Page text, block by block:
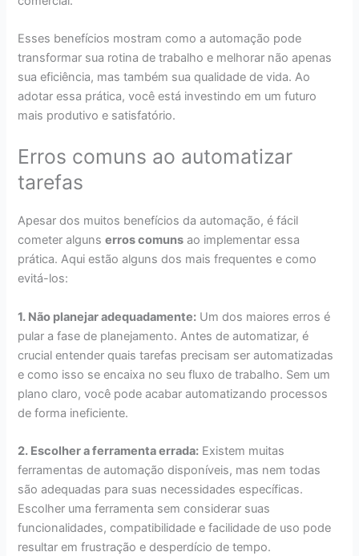
Esses benefícios mostram como a automação pode
transformar sua rotina de trabalho e melhorar não apenas
sua eficiência, mas também sua qualidade de vida. Ao
adotar essa prática, você está investindo em um futuro
mais produtivo e satisfatório.
Erros comuns ao automatizar
tarefas
Apesar dos muitos benefícios da automação, é fácil
cometer algunserros comuns ao implementar essa
prática. Aqui estão alguns dos mais frequentes e como
evitá-los:
1. Não planejar adequadamente: Um dos maiores erros é
pular a fase de planejamento. Antes de automatizar, é
crucial entender quais tarefas precisam ser automatizadas
e como isso se encaixa no seu fluxo de trabalho. Sem um
plano claro, você pode acabar automatizando processos
de forma ineficiente.
2. Escolher a ferramenta errada: Existem muitas
ferramentas de automação disponíveis, mas nem todas
são adequadas para suas necessidades específicas.
Escolher uma ferramenta sem considerar suas
funcionalidades, compatibilidade e facilidade de uso pode
resultar em frustração e desperdício de tempo.